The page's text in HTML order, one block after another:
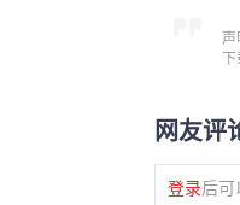
下
网友评
登录后